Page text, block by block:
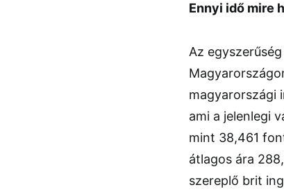
Ennyi idő mire
Az
magyarországi
ami a jelenlegi
mint 38,461
átlagos ára
szereplő brit